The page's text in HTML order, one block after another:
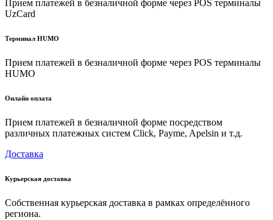
Прием платежей в безналичной форме через POS терминалы
UzCard
Терминал HUMO
Прием платежей в безналичной форме через POS терминалы
HUMO
Онлайн оплата
Прием платежей в безналичной форме посредством
различных платежных систем Click, Payme, Apelsin и т.д.
Доставка
Курьерская доставка
Собственная курьерская доставка в рамках определённого
региона.